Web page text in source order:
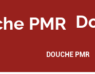
DOUCHE PMR